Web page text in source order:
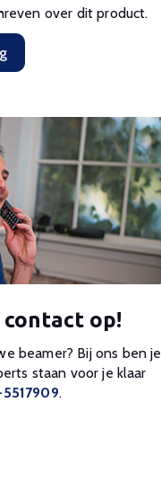
over dit product.
contact op!
beamer? Bij ons ben je
staan voor je klaar
.